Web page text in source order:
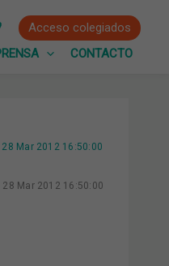
Acceso colegiados
CONTACTO
Mar 2012 16:50:00
Mar 2012 16:50:00